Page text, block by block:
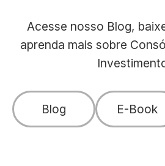
Acesse nosso Blog,
aprenda mais sobre
Blog E-Book